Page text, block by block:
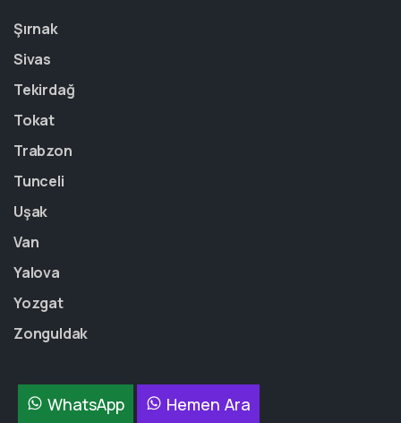
Şırnak
Sivas
Tekirdağ
Tokat
Trabzon
Tunceli
Uşak
Van
Yalova
Yozgat
Zonguldak
WhatsApp Hemen Ara